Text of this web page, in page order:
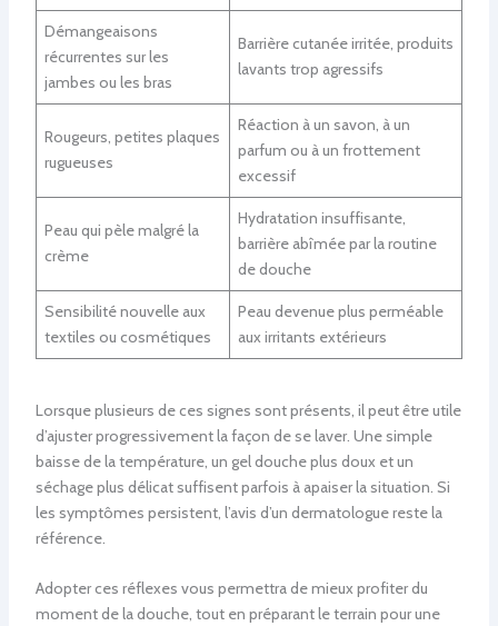
Démangeaisons
récurrentes sur les
jambes ou les bras
Barrière cutanée irritée, produits
lavants trop agressifs
Rougeurs, petites plaques
rugueuses
Réaction à un savon, à un
parfum ou à un frottement
excessif
Peau qui pèle malgré la
crème
Hydratation insuffisante,
barrière abîmée par la routine
de douche
Sensibilité nouvelle aux
textiles ou cosmétiques
Peau devenue plus perméable
aux irritants extérieurs
Lorsque plusieurs de ces signes sont présents, il peut être utile
d’ajuster progressivement la façon de se laver. Une simple
baisse de la température, un gel douche plus doux et un
séchage plus délicat suffisent parfois à apaiser la situation. Si
les symptômes persistent, l’avis d’un dermatologue reste la
référence.
Adopter ces réflexes vous permettra de mieux profiter du
moment de la douche, tout en préparant le terrain pour une